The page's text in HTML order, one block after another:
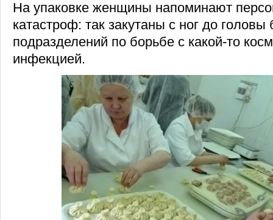
На упаковке женщины напоминают
катастроф: так закутаны с ног до
подразделений по борьбе с какой-то
инфекцией.